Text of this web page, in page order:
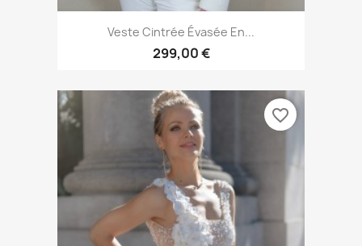
Veste Cintrée Évasée En...
299,00 €
favorite_border